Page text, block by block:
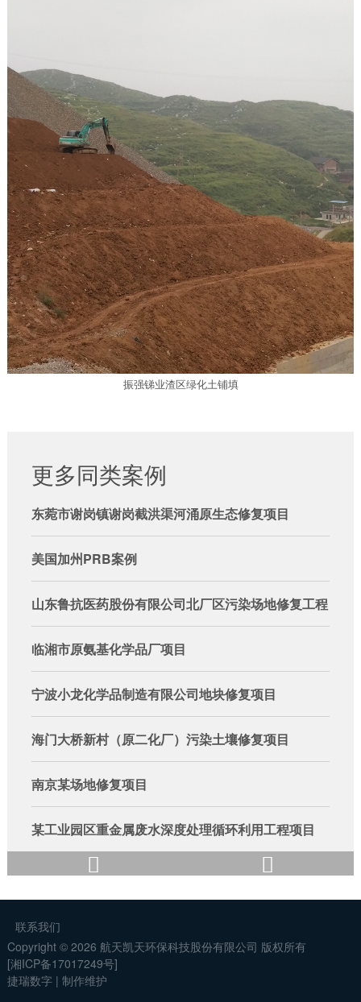
振强锑业渣区绿化土铺填
更多同类案例
东菀市谢岗镇谢岗截洪渠河涌原生态修复项目
美国加州PRB案例
山东鲁抗医药股份有限公司北厂区污染场地修复工程
临湘市原氨基化学品厂项目
宁波小龙化学品制造有限公司地块修复项目
海门大桥新村（原二化厂）污染土壤修复项目
南京某场地修复项目
某工业园区重金属废水深度处理循环利用工程项目
湖南某磺矿区矿渣渗滤水安全处置工程项目
某钒矿区生态恢复项目
某锰矿区生态恢复案例
 
联系我们
Copyright © 2026 航天凯天环保科技股份有限公司 版权所有
[湘ICP备17017249号]
捷瑞数字 | 制作维护